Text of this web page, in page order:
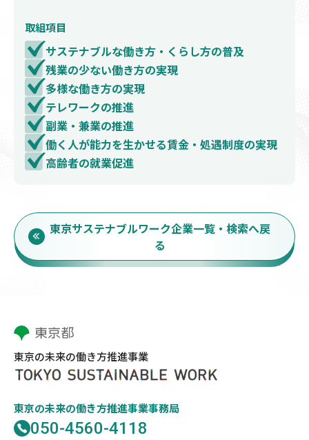
取組項目
サステナブルな働き方・くらし方の普及
残業の少ない働き方の実現
多様な働き方の実現
テレワークの推進
副業・兼業の推進
働く人が能力を生かせる賃金・処遇制度の実現
高齢者の就業促進
東京サステナブルワーク企業一覧・検索へ戻
る
東京の未来の働き方推進事業
東京の未来の働き方推進事業事務局
050-4560-4118